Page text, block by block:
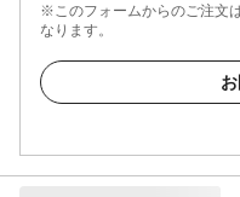
※このフォームからのご注文
なります。